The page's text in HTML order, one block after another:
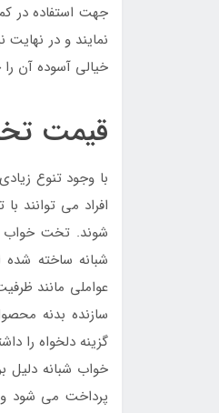
جهت استفاده در
نمایند و در نهایت
خیالی آسوده آن
قیمت
با وجود تنوع
افراد می توانند
شوند. تخت خواب
شبانه ساخته
عواملی مانند
سازنده بدنه
گزینه دلخواه را
خواب شبانه دلیل
پرداخت می شود و